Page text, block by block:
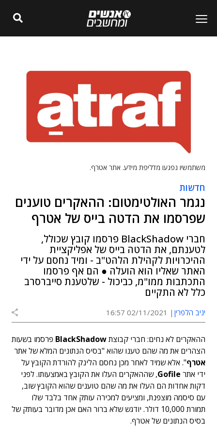
משתמשיו נפגעו מדליפת מידע. אתר אטרף.
חדשות
נגמר האולטימטום: ההאקרים טוענים
שפרסמו את הדטה בייס של אטרף
חברי BlackShadow פרסמו קובץ שכולל,
לטענתם, את הדטה בייס של אפליקציית
ההיכרויות לקהילת הלהט"ב - ומיד נחסם על ידי
האתר שאליו הוא הועלה ● הם אף פרסמו
התכתבות ממו"מ, כביכול - שלטענת סייברסרב
כלל לא התקיים
יניב הלפרין 02/11/2021 16:57
ההאקרים לא נחים: חברי קבוצתBlackShadow פרסמו בשעות
הצהרים את מה שהם טענו שהוא "בסיס הנתונים המלא של אתר
אטרף". אלא שמיד לאחר מכן נחסם הלינק להורדת הקובץ על
ידי אתר Gofile, שההאקרים העלו את הקובץ באמצעותו. לפני
דקות אחדות הם העלו את מה שהם טוענים שהוא הקובץ שוב,
עם סיסמה מוצפנת, ומציעים למכירה עותק אחד בלבד שלו
תמורת 10,000 דולר. יודגש שלא ברור האם אכן מדובר בעותק של
בסיס הנתונים של אטרף.